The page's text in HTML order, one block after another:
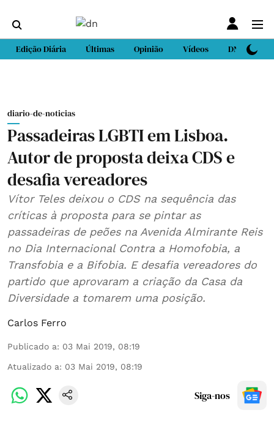
Edição Diária Últimas Opinião Vídeos DN Sport
diario-de-noticias
Passadeiras LGBTI em Lisboa.
Autor de proposta deixa CDS e
desafia vereadores
Vítor Teles deixou o CDS na sequência das
críticas à proposta para se pintar as
passadeiras de peões na Avenida Almirante Reis
no Dia Internacional Contra a Homofobia, a
Transfobia e a Bifobia. E desafia vereadores do
partido que aprovaram a criação da Casa da
Diversidade a tomarem uma posição.
Carlos Ferro
Publicado a: 03 Mai 2019, 08:19
Atualizado a: 03 Mai 2019, 08:19
Siga-nos